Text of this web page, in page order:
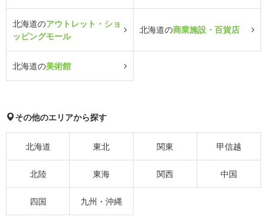
北海道のアウトレット・ショ
ッピングモール
北海道の商業施設・百貨店
北海道の美術館
その他のエリアから探す
北海道 東北 関東 甲信越
北陸 東海 関西 中国
四国 九州・沖縄